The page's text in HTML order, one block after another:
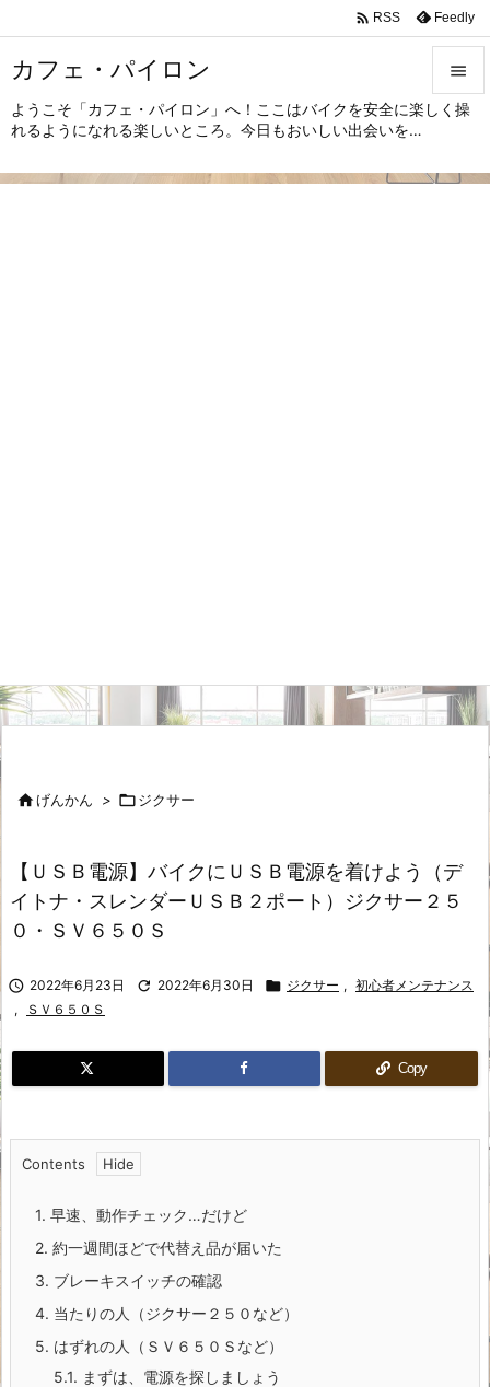
カフェ・パイロン
ようこそ「カフェ・パイロン」へ！ここはバイクを安全に楽しく操
れるようになれる楽しいところ。今日もおいしい出会いを…



 RSS Feedly
げんかん > ジクサー
【ＵＳＢ電源】バイクにＵＳＢ電源を着けよう（デ
イトナ・スレンダーＵＳＢ２ポート）ジクサー２５
０・ＳＶ６５０Ｓ
 2022年6月23日  2022年6月30日  ジクサー , 初心者メンテナンス
,
ＳＶ６５０Ｓ
Copy
Contents
1. 早速、動作チェック…だけど
2. 約一週間ほどで代替え品が届いた
3. ブレーキスイッチの確認
4. 当たりの人（ジクサー２５０など）
5. はずれの人（ＳＶ６５０Ｓなど）
5.1. まずは、電源を探しましょう